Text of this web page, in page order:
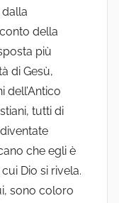
della
più
di Gesù,
dell’Antico
tutti di
che egli è
Dio si rivela.
sono coloro